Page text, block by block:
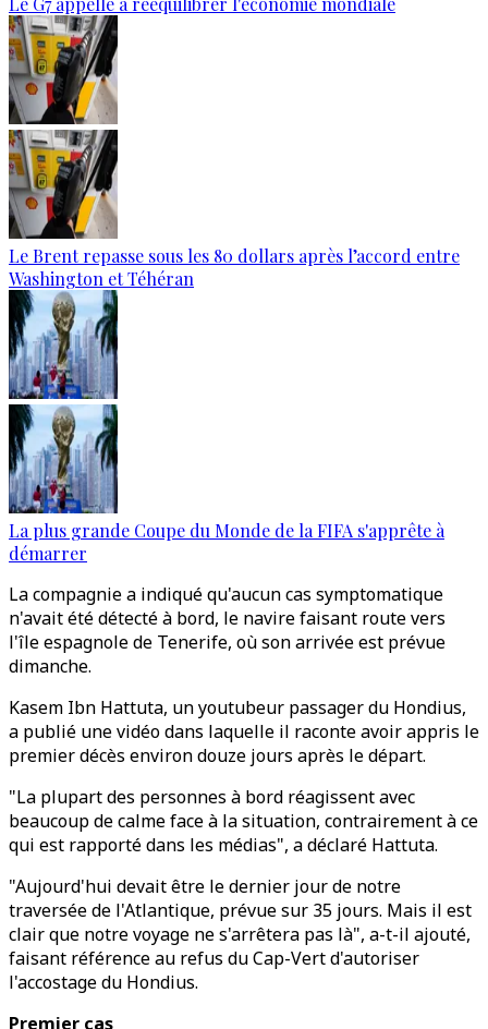
Le Brent repasse sous les 80 dollars après l’accord entre
Washington et Téhéran
La plus grande Coupe du Monde de la FIFA s'apprête à
démarrer
La compagnie a indiqué qu'aucun cas symptomatique
n'avait été détecté à bord, le navire faisant route vers
l'île espagnole de Tenerife, où son arrivée est prévue
dimanche.
Kasem Ibn Hattuta, un youtubeur passager du Hondius,
a publié une vidéo dans laquelle il raconte avoir appris le
premier décès environ douze jours après le départ.
"La plupart des personnes à bord réagissent avec
beaucoup de calme face à la situation, contrairement à ce
qui est rapporté dans les médias", a déclaré Hattuta.
"Aujourd'hui devait être le dernier jour de notre
traversée de l'Atlantique, prévue sur 35 jours. Mais il est
clair que notre voyage ne s'arrêtera pas là", a-t-il ajouté,
faisant référence au refus du Cap-Vert d'autoriser
l'accostage du Hondius.
Premier cas